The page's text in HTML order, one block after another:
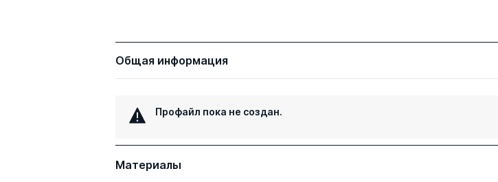
Общая информация
Профайл пока не создан.
Материалы